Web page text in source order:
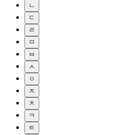
ㄴ
ㄷ
ㄹ
ㅁ
ㅂ
ㅅ
ㅇ
ㅈ
ㅊ
ㅋ
ㅌ